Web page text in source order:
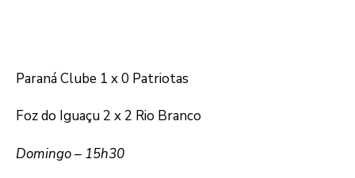
Paraná Clube 1 x 0 Patriotas
Foz do Iguaçu 2 x 2 Rio Branco
Domingo – 15h30